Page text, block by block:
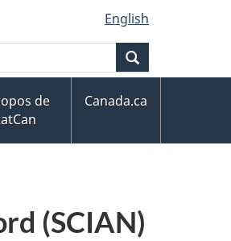
English
de
Canada.ca
(SCIAN)